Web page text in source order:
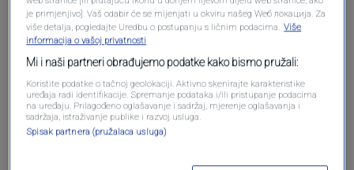
Oglas
je primjenjivo]. Vaš odabir će se mijenjati u okviru našeg Wеб локација. Za
više detalja, pogledajte Uredbu o postupanju s ličnim podacima. Više
informacija o vašoj privatnosti
Mi i naši partneri obrađujemo podatke kako bismo pružali:
Koristite podatke o tačnoj geolokaciji. Aktivno skenirajte karakteristike
uređaja radi identifikacije. Spremanje podataka i/ili pristupanje podacima
na uređaju. Prilagođeno oglašavanje i sadržaj, mjerenje oglašavanja i
sadržaja, istraživanje publike i razvoj usluga.
Spisak partnera (pružalaca usluga)